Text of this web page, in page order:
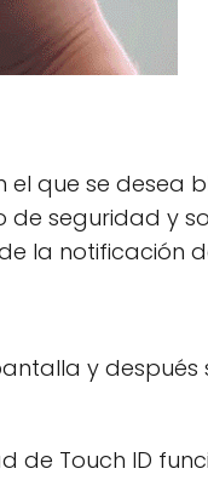
que se desea
de seguridad y
la notificación
y
de Touch ID